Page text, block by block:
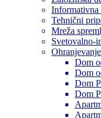
Informativna
Tehnični
Mreža
Svetovalno-
Dom
Dom
Dom
Dom